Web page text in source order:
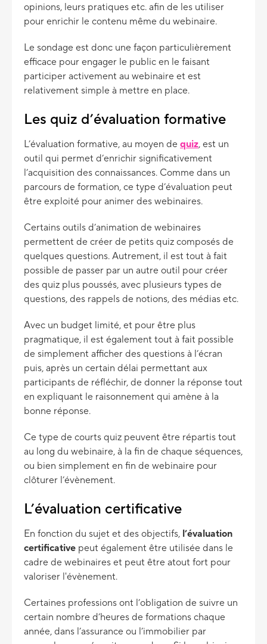
opinions, leurs pratiques etc. afin de les utiliser
pour enrichir le contenu même du webinaire.
Le sondage est donc une façon particulièrement
efficace pour engager le public en le faisant
participer activement au webinaire et est
relativement simple à mettre en place.
Les quiz d’évaluation formative
L’évaluation formative, au moyen de quiz, est un
outil qui permet d’enrichir significativement
l’acquisition des connaissances. Comme dans un
parcours de formation, ce type d’évaluation peut
être exploité pour animer des webinaires.
Certains outils d’animation de webinaires
permettent de créer de petits quiz composés de
quelques questions. Autrement, il est tout à fait
possible de passer par un autre outil pour créer
des quiz plus poussés, avec plusieurs types de
questions, des rappels de notions, des médias etc.
Avec un budget limité, et pour être plus
pragmatique, il est également tout à fait possible
de simplement afficher des questions à l’écran
puis, après un certain délai permettant aux
participants de réfléchir, de donner la réponse tout
en expliquant le raisonnement qui amène à la
bonne réponse.
Ce type de courts quiz peuvent être répartis tout
au long du webinaire, à la fin de chaque séquences,
ou bien simplement en fin de webinaire pour
clôturer l’évènement.
L’évaluation certificative
En fonction du sujet et des objectifs, l’évaluation
certificative peut également être utilisée dans le
cadre de webinaires et peut être atout fort pour
valoriser l'évènement.
Certaines professions ont l’obligation de suivre un
certain nombre d’heures de formations chaque
année, dans l’assurance ou l’immobilier par